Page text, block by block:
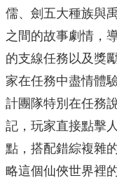
儒、劍五大種族與
之間的故事劇情，
的支線任務以及獎
家在任務中盡情體
計團隊特別在任務
記，玩家直接點擊
點，搭配錯綜複雜
略這個仙俠世界裡